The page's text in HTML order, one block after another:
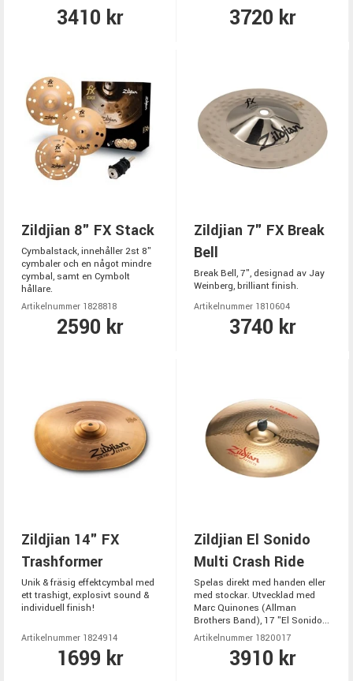
3410 kr 3720 kr
Zildjian 8" FX Stack
Cymbalstack, innehåller 2st 8"
cymbaler och en något mindre
cymbal, samt en Cymbolt
hållare.
Artikelnummer 1828818
2590 kr
Zildjian 7" FX Break
Bell
Break Bell, 7", designad av Jay
Weinberg, brilliant finish.
Artikelnummer 1810604
3740 kr
Zildjian 14" FX
Trashformer
Unik & fräsig effektcymbal med
ett trashigt, explosivt sound &
individuell finish!
Artikelnummer 1824914
1699 kr
Zildjian El Sonido
Multi Crash Ride
Spelas direkt med handen eller
med stockar. Utvecklad med
Marc Quinones (Allman
Brothers Band), 17 "El Sonido...
Artikelnummer 1820017
3910 kr